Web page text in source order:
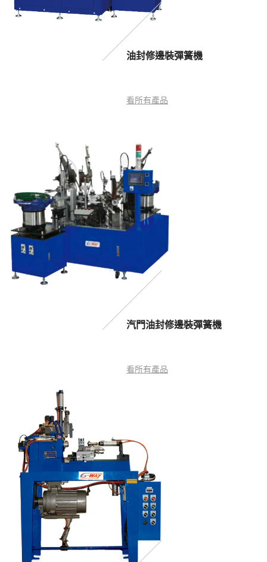
油封修邊裝彈簧機
看所有產品
汽門油封修邊裝彈簧機
看所有產品